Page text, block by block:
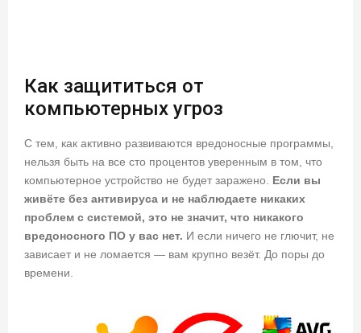
Как защититься от
компьютерных угроз
С тем, как активно развиваются вредоносные программы,
нельзя быть на все сто процентов уверенным в том, что
компьютерное устройство не будет заражено. Если вы
живёте без антивируса и не наблюдаете никаких
проблем с системой, это не значит, что никакого
вредоносного ПО у вас нет. И если ничего не глючит, не
зависает и не ломается — вам крупно везёт. До поры до
времени.